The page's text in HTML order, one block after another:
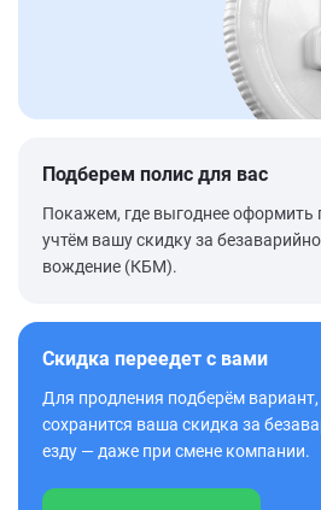
Подберем полис для вас
Покажем, где выгоднее оформить
учтём вашу скидку за
вождение (КБМ).
Скидка переедет с вами
Для продления подберём вариант,
сохранится ваша скидка за
езду — даже при смене компании.